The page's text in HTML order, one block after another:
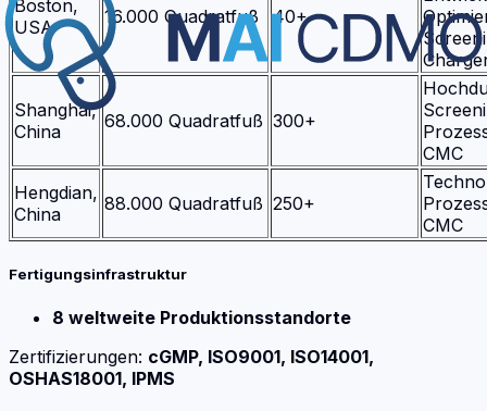
Boston,
USA
16.000 Quadratfuß 40+
Shanghai,
China
68.000 Quadratfuß 300+
CMC
Hengdian,
China
88.000 Quadratfuß 250+
CMC
Fertigungsinfrastruktur
8 weltweite Produktionsstandorte
Zertifizierungen: cGMP, ISO9001, ISO14001,
OSHAS18001, IPMS